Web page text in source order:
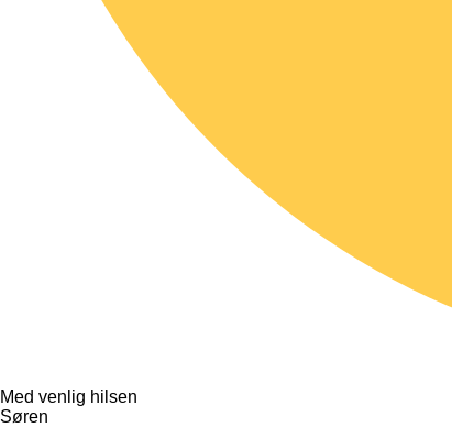
Med venlig hilsen
Søren